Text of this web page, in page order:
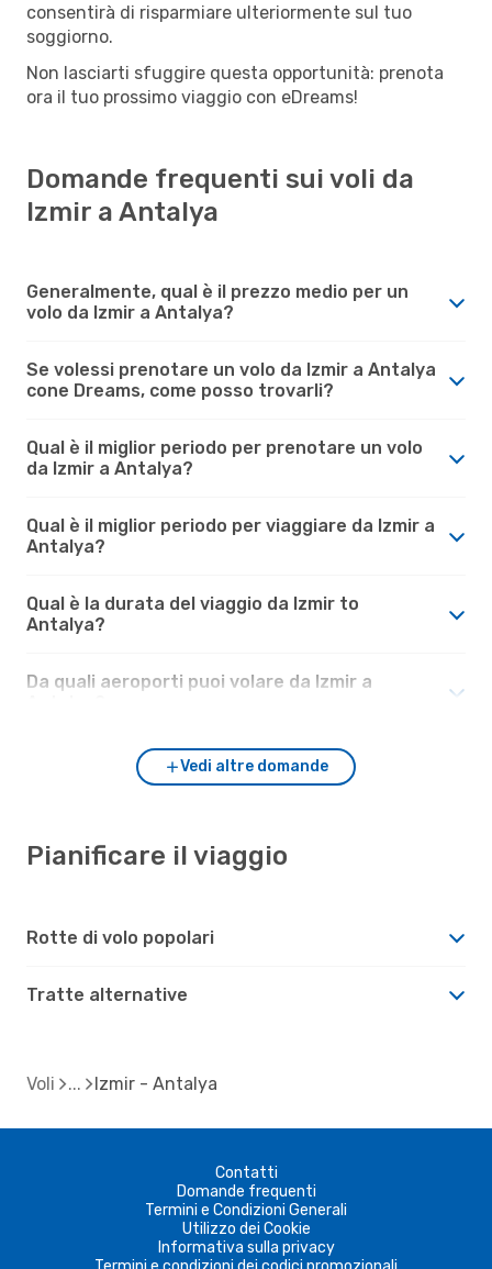
consentirà di risparmiare ulteriormente sul tuo
soggiorno.
Non lasciarti sfuggire questa opportunità: prenota
ora il tuo prossimo viaggio con eDreams!
Domande frequenti sui voli da
Izmir a Antalya
Generalmente, qual è il prezzo medio per un
volo da Izmir a Antalya?
Se volessi prenotare un volo da Izmir a Antalya
cone Dreams, come posso trovarli?
Qual è il miglior periodo per prenotare un volo
da Izmir a Antalya?
Qual è il miglior periodo per viaggiare da Izmir a
Antalya?
Qual è la durata del viaggio da Izmir to
Antalya?
Da quali aeroporti puoi volare da Izmir a
Vedi altre domande
Pianificare il viaggio
Rotte di volo popolari
Tratte alternative
Voli Izmir - Antalya
Contatti
Domande frequenti
Termini e Condizioni Generali
Utilizzo dei Cookie
Informativa sulla privacy